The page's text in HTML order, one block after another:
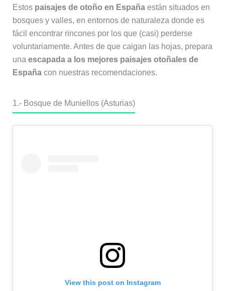
Estospaisajes de otoño en Españaestán situados en
bosques y valles, en entornos de naturaleza donde es
fácil encontrar rincones por los que (casi) perderse
voluntariamente. Antes de que caigan las hojas, prepara
una escapada a los mejores paisajes otoñales de
Españacon nuestras recomendaciones.
1.- Bosque de Muniellos (Asturias)
View this post on Instagram